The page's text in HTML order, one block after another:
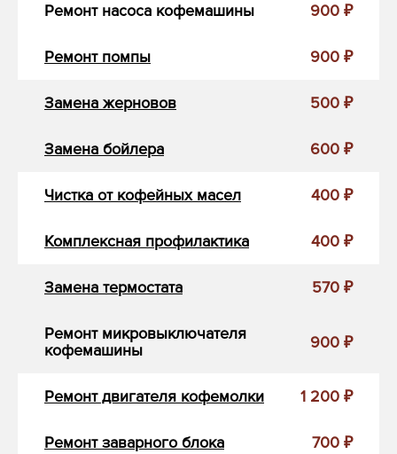
Ремонт насоса кофемашины 900 ₽
Ремонт помпы 900 ₽
Замена жерновов 500 ₽
Замена бойлера 600 ₽
Чистка от кофейных масел 400 ₽
Комплексная профилактика 400 ₽
Замена термостата 570 ₽
Ремонт микровыключателя
кофемашины
900 ₽
Ремонт двигателя кофемолки 1 200 ₽
Ремонт заварного блока 700 ₽